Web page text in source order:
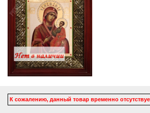
К сожалению, данный товар временно